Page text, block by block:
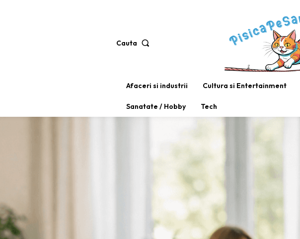
Cauta
Afaceri si industrii Cultura si Entertainment
Sanatate / Hobby Tech